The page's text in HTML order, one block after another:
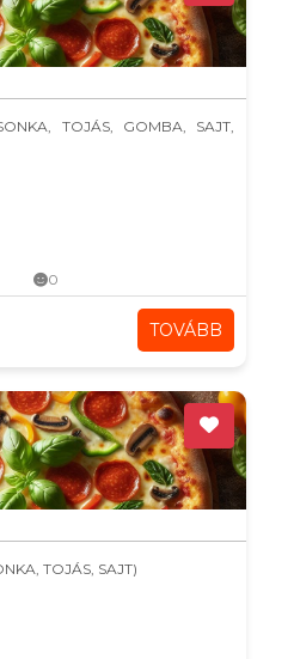
TOJÁS, GOMBA, SAJT,
0
TOVÁBB
TOJÁS, SAJT)